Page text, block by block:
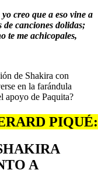
creo que a eso vine a
de canciones dolidas;
te me achicopales,
de Shakira con
en la farándula
apoyo de Paquita?
PIQUÉ:
A